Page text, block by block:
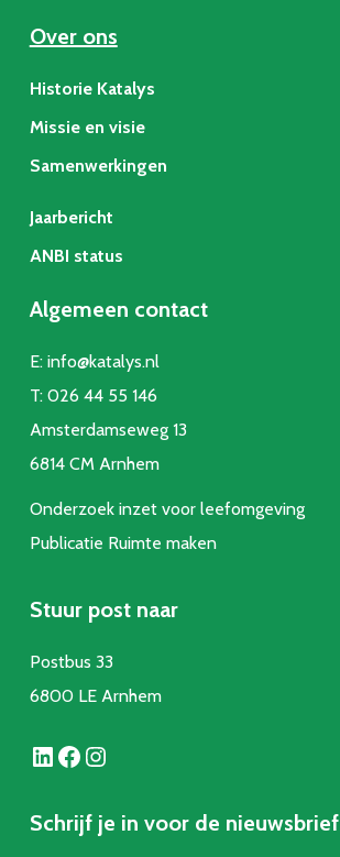
Over ons
Historie Katalys
Missie en visie
Samenwerkingen
Jaarbericht
ANBI status
Algemeen contact
E: info@katalys.nl
T: 026 44 55 146
Amsterdamseweg 13
6814 CM Arnhem
Onderzoek inzet voor leefomgeving
Publicatie Ruimte maken
Stuur post naar
Postbus 33
6800 LE Arnhem
LinkedIn Facebook Instagram
Schrijf je in voor de nieuwsbrief